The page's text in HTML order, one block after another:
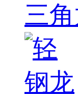
三